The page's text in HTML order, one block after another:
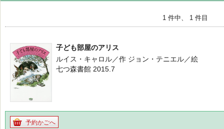
1 件中、 1 件目
子ども部屋のアリス
ルイス・キャロル／作 ジョン・テニエル／絵
七つ森書館 2015.7
予約かごへ